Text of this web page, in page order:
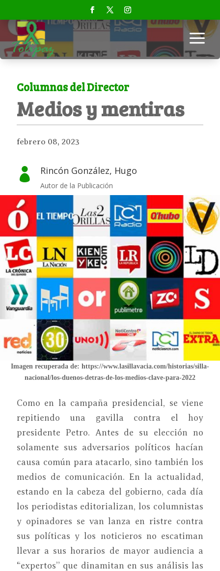
a
Columnas del Director
Medios y mentiras
febrero 08, 2023
 Rincón González, Hugo
Autor de la Publicación
Imagen recuperada de: https://www.lasillavacia.com/historias/silla-
nacional/los-duenos-detras-de-los-medios-clave-para-2022
Como en la campaña presidencial, se viene
repitiendo una gavilla contra el hoy
presidente Petro. Antes de su elección no
solamente sus adversarios políticos hacían
causa común para atacarlo, sino también los
medios de comunicación. En la actualidad,
estando en la cabeza del gobierno, cada día
los periodistas editorializan, los columnistas
y opinadores se van lanza en ristre contra
sus políticas y los noticieros no escatiman
llevar a sus horarios de mayor audiencia a
“expertos” que dinamitan en sus análisis las